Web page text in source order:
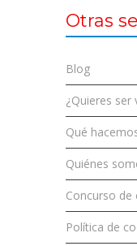
Otras
Blog
¿Quieres ser
Qué
Quiénes
Concurso de
Política de